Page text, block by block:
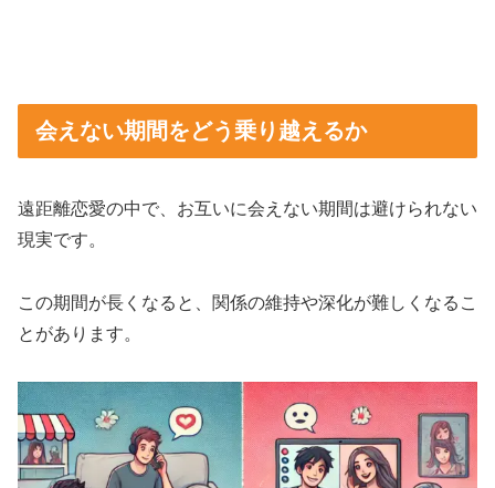
会えない期間をどう乗り越えるか
遠距離恋愛の中で、お互いに会えない期間は避けられない
現実です。
この期間が長くなると、関係の維持や深化が難しくなるこ
とがあります。